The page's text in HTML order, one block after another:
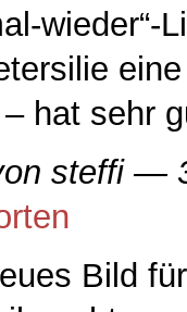
wieder“-
hat sehr
steffi—
Bild